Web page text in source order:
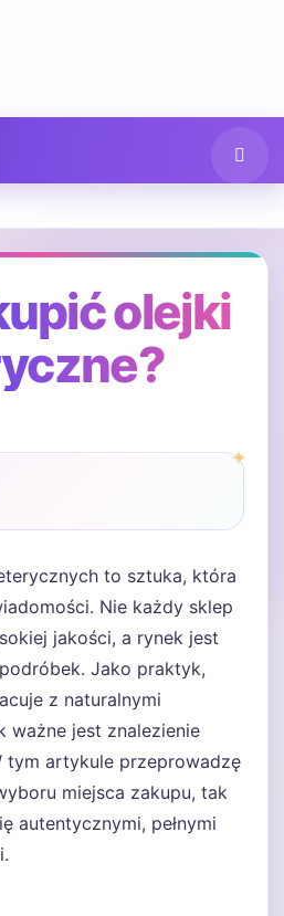
olejki
to sztuka, która
Nie każdy sklep
jakości, a rynek jest
Jako praktyk,
z naturalnymi
ważne jest znalezienie
tym artykule przeprowadzę
miejsca zakupu, tak
autentycznymi, pełnymi